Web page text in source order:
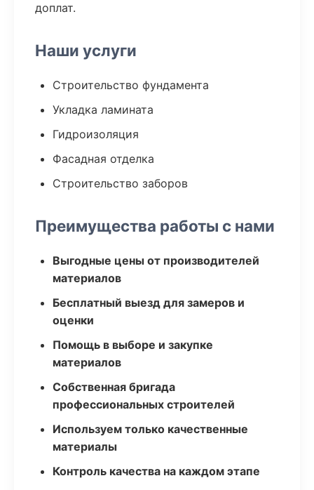
доплат.
Наши услуги
Строительство фундамента
Укладка ламината
Гидроизоляция
Фасадная отделка
Строительство заборов
Преимущества работы с нами
Выгодные цены от производителей
материалов
Бесплатный выезд для замеров и
оценки
Помощь в выборе и закупке
материалов
Собственная бригада
профессиональных строителей
Используем только качественные
материалы
Контроль качества на каждом этапе